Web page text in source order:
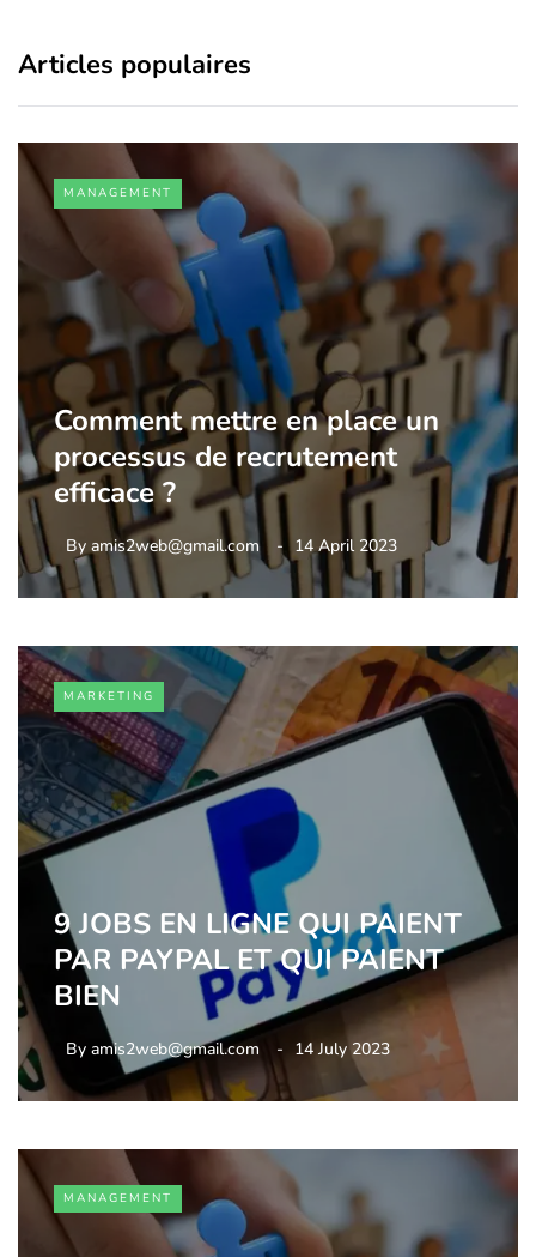
Articles populaires
MANAGEMENT
Comment mettre en place un
processus de recrutement
efficace ?
By amis2web@gmail.com 14 April 2023
MARKETING
9 JOBS EN LIGNE QUI PAIENT
PAR PAYPAL ET QUI PAIENT
BIEN
By amis2web@gmail.com 14 July 2023
MANAGEMENT